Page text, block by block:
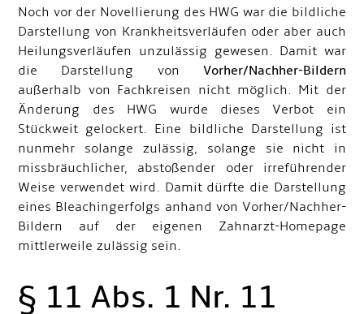
Noch vor der Novellierung des HWG war die bildliche
Darstellung von Krankheitsverläufen oder aber auch
Heilungsverläufen unzulässig gewesen. Damit war
die Darstellung von Vorher/Nachher-Bildern
außerhalb von Fachkreisen nicht möglich. Mit der
Änderung des HWG wurde dieses Verbot ein
Stückweit gelockert. Eine bildliche Darstellung ist
nunmehr solange zulässig, solange sie nicht in
missbräuchlicher, abstoßender oder irreführender
Weise verwendet wird. Damit dürfte die Darstellung
eines Bleachingerfolgs anhand von Vorher/Nachher-
Bildern auf der eigenen Zahnarzt-Homepage
mittlerweile zulässig sein.
§ 11 Abs. 1 Nr. 11